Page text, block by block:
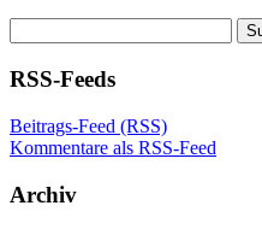
nach:
RSS-Feeds
Beitrags-Feed (RSS)
Kommentare als RSS-Feed
Archiv